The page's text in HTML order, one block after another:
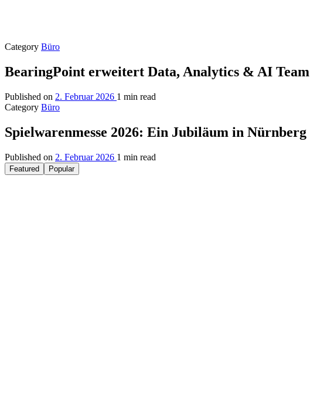
Category Büro
BearingPoint erweitert Data, Analytics & AI Team
Published on 2. Februar 2026 1 min read
Category Büro
Spielwarenmesse 2026: Ein Jubiläum in Nürnberg
Published on 2. Februar 2026 1 min read
Featured Popular